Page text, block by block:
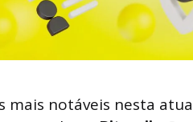
mais notáveis nesta